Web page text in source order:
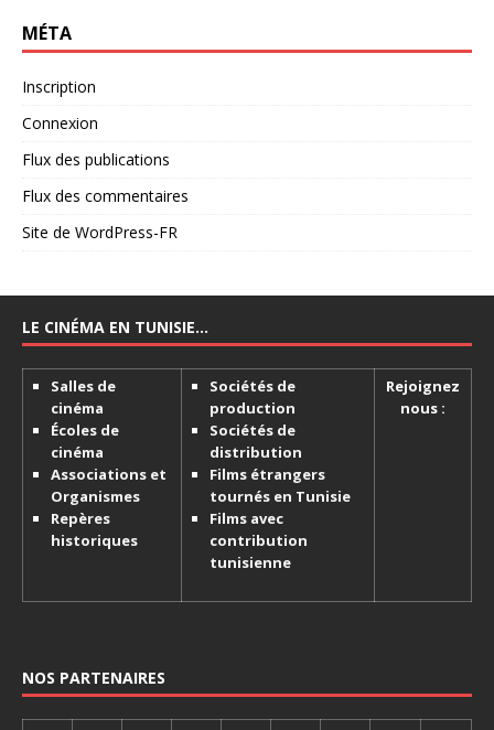
MÉTA
Inscription
Connexion
Flux des publications
Flux des commentaires
Site de WordPress-FR
LE CINÉMA EN TUNISIE…
Salles de
cinéma
Écoles de
cinéma
Associations et
Organismes
Repères
historiques
Sociétés de
production
Sociétés de
distribution
Films étrangers
tournés en Tunisie
Films avec
contribution
tunisienne
Rejoignez
nous :
NOS PARTENAIRES